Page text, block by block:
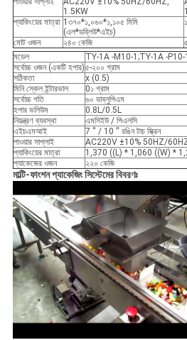
1.5KW
প্যাকিংয়ের মাত্রা 1৩৭০*১,০৬০*১,১০৫ মিমি
(এল*ডব্লিউ*এইচ)
মোট ওজন ২৪০ কেজি
মডেল
TY-1A -M10-1;TY-1A -P10-1
সর্বোচ্চ ওজন (একটি হপার)৫-২০০ গ্রাম
সঠিকতা
x (0.5)
মিনি স্কেল ইন্টারভাল
0১ গ্রাম
সর্বোচ্চ গতি
৬০ ডাব্লুপিএম
হপার ভলিউম
0.8L/0.5L
নিয়ন্ত্রণ ব্যবস্থা
এমসিইউ / পিএলসি
এইচএমআই
7 ′′ / 10 ′′ রঙিন টাচ স্ক্রিন
পাওয়ার সাপ্লাই
AC220V ±10% 50HZ/
প্যাকিংয়ের মাত্রা
1,370 ((L) * 1,060 ((W) *
প্যাকেজের ওজন
২২০ কেজি
মাল্টি-ফাংশন প্যাকেজিং সিস্টেমের বিবরণঃ